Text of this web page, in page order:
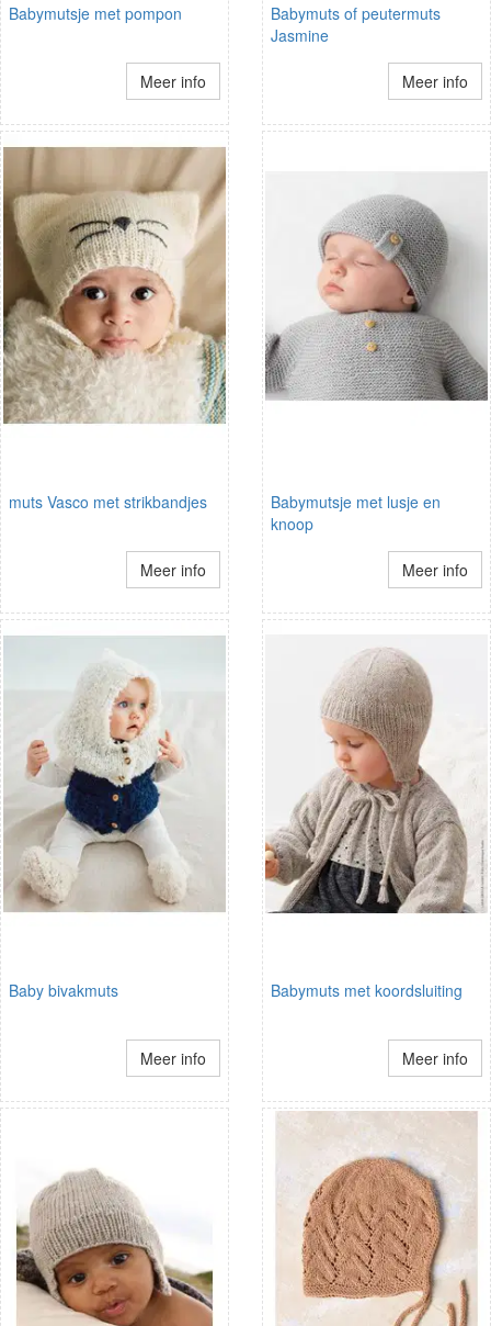
Babymutsje met pompon
Meer info
Babymuts of peutermuts
Jasmine
Meer info
muts Vasco met strikbandjes
Meer info
Babymutsje met lusje en
knoop
Meer info
Baby bivakmuts
Meer info
Babymuts met koordsluiting
Meer info